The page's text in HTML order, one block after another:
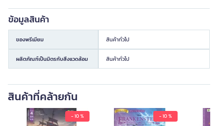
ข้อมูลสินค้า
ของพรีเมียม สินค้าทั่วไป
ผลิตภัณฑ์เป็นมิตรกับสิ่งแวดล้อม สินค้าทั่วไป
สินค้าที่คล้ายกัน
- 10 % - 10 %